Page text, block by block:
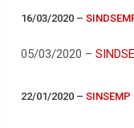
16/03/2020 –
05/03/2020 –
22/01/2020 –